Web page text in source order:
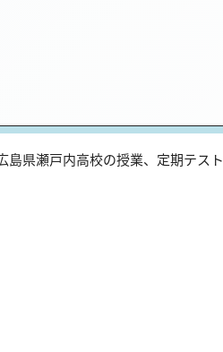
県瀬戸内高校の授業、定期テス